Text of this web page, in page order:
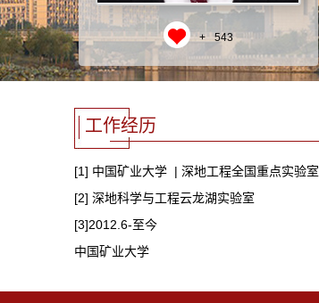
+ 543
工作经历
[1] 中国矿业大学 | 深地工程全国重点实验室
[2] 深地科学与工程云龙湖实验室
[3]2012.6-至今
中国矿业大学